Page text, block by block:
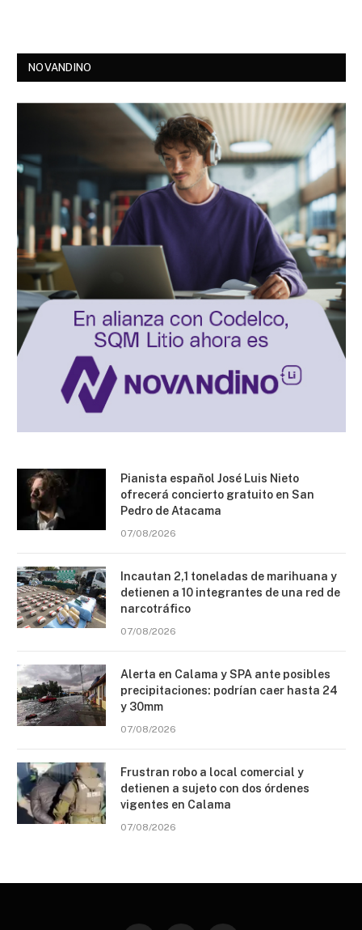
NOVANDINO
Pianista español José Luis Nieto
ofrecerá concierto gratuito en San
Pedro de Atacama
07/08/2026
Incautan 2,1 toneladas de marihuana y
detienen a 10 integrantes de una red de
narcotráfico
07/08/2026
Alerta en Calama y SPA ante posibles
precipitaciones: podrían caer hasta 24
y 30mm
07/08/2026
Frustran robo a local comercial y
detienen a sujeto con dos órdenes
vigentes en Calama
07/08/2026